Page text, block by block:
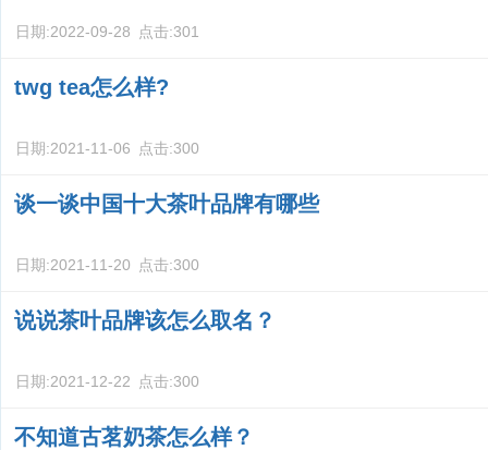
日期:2022-09-28 点击:301
twg tea怎么样?
日期:2021-11-06 点击:300
谈一谈中国十大茶叶品牌有哪些
日期:2021-11-20 点击:300
说说茶叶品牌该怎么取名？
日期:2021-12-22 点击:300
不知道古茗奶茶怎么样？